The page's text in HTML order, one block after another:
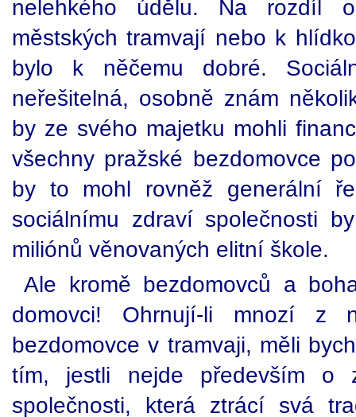
nelehkého údělu. Na rozdíl
městských tramvají nebo k
bylo k něčemu dobré.
neřešitelná, osobně znám
by ze svého majetku mohli
všechny pražské bezdomovce
by to mohl rovněž generální
sociálnímu zdraví společnosti
miliónů věnovaných elitní škole.
Ale kromě bezdomovců a
domovci! Ohrnují-li mnozí z
bezdomovce v tramvaji, měli
tím, jestli nejde především o
společnosti, která ztrácí svá